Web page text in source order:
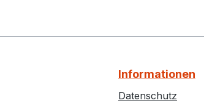
Informationen
Datenschutz